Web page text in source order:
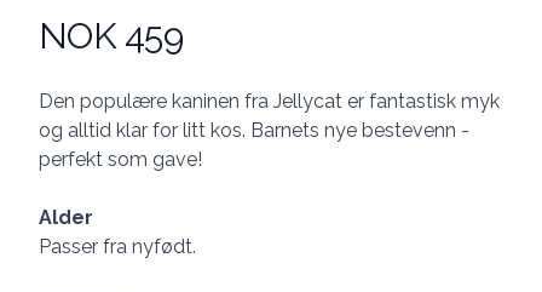
Produktdetaljer
NOK 459
Description
Den populære kaninen fra Jellycat er fantastisk myk
og alltid klar for litt kos. Barnets nye bestevenn -
perfekt som gave!
Alder
Passer fra nyfødt.